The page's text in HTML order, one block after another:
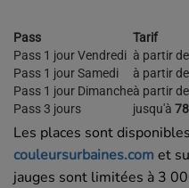
Pass
Tarif
Pass 1 jour Vendredi à partir de
Pass 1 jour Samedi
à partir de
Pass 1 jour Dimancheà partir de
Pass 3 jours
jusqu'à
Les places sont
couleursurbaines.com et
jauges sont limitées à 3